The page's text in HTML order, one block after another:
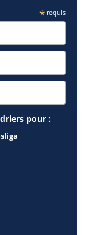
*requis
pour :